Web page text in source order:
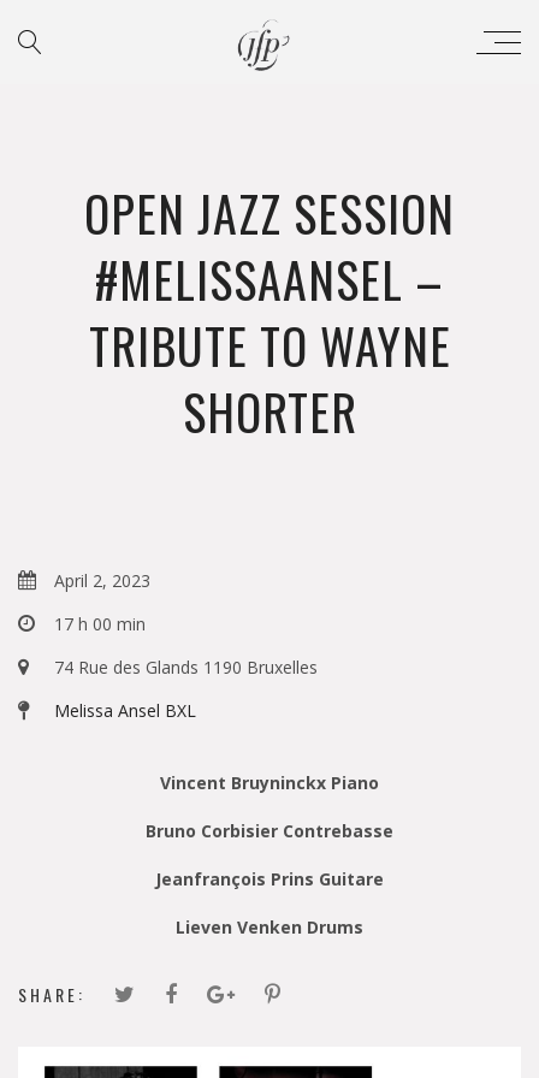
OPEN JAZZ SESSION
#MELISSAANSEL –
TRIBUTE TO WAYNE
SHORTER
April 2, 2023
17 h 00 min
74 Rue des Glands 1190 Bruxelles
Melissa Ansel BXL
Vincent Bruyninckx Piano
Bruno Corbisier Contrebasse
Jeanfrançois Prins Guitare
Lieven Venken Drums
SHARE: